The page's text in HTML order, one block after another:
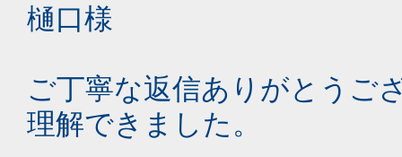
樋口様
ご丁寧な返信ありがとうご
理解できました。